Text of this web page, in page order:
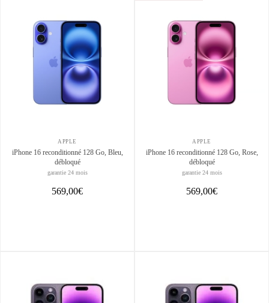
APPLE
iPhone 16 reconditionné 128 Go, Bleu,
débloqué
garantie 24 mois
569,00€
APPLE
iPhone 16 reconditionné 128 Go, Rose,
débloqué
garantie 24 mois
569,00€